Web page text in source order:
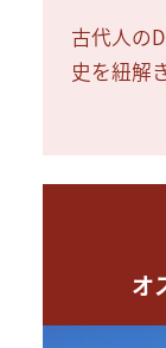
古代人の
史を紐解
オ